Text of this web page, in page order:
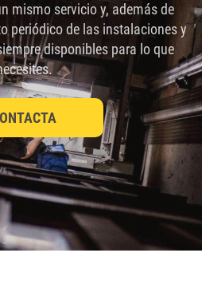
mismo servicio y, además de
periódico de las instalaciones y
disponibles para lo que